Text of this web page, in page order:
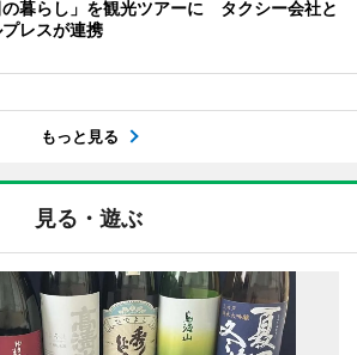
の暮らし」を観光ツアーに タクシー会社と
プレスが連携
もっと見る
見る・遊ぶ